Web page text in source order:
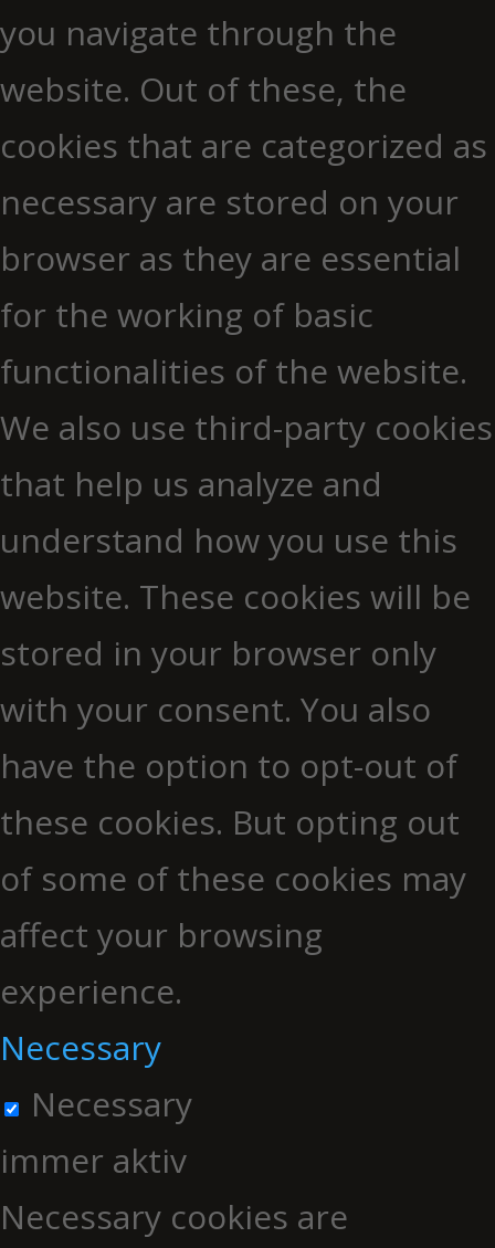
you navigate through the
website. Out of these, the
cookies that are categorized as
necessary are stored on your
browser as they are essential
for the working of basic
functionalities of the website.
We also use third-party cookies
that help us analyze and
understand how you use this
website. These cookies will be
stored in your browser only
with your consent. You also
have the option to opt-out of
these cookies. But opting out
of some of these cookies may
affect your browsing
experience.
Necessary
Necessary
immer aktiv
Necessary cookies are